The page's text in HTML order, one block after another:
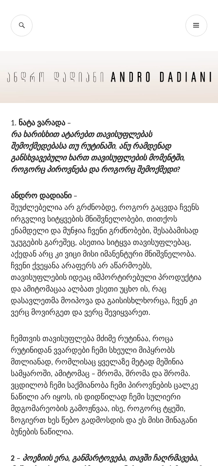
content
SEARCH
ნატა ვარადა –
რა ხარისხით ატარებთ თავისუფლებას
შემოქმედებასა თუ რუტინაში, ანუ რამდენად
განსხვავებული ხართ თავისუფლების მომენტში,
როგორც პიროვნება და როგორც შემოქმედი?
ანდრო დადიანი –
შეუძლებელია არ გრძნობდე, როგორ გაცვდა ჩვენს
ირგვლივ სიტყვების მნიშვნელობები, თითქოს
ენამდელი და მუნჯია ჩვენი გრძნობები, შესაბამისად
უკუგების გარეშეც, ასეთია სიტყვა თავისუფლებაც,
აქედან არც კი ვიცი მისი იმანენტური მნიშვნელობა.
ჩვენი ქვეყანა არაფერს არ აწარმოებს,
თავისუფლების იდეაც იმპორტირებული პროდუქტია
და ამიტომაცაა ალბათ ესეთი უცხო ის, რაც
დასავლეთმა მოიპოვა და გაისისხლხორცა, ჩვენ კი
ვერც მოვირგეთ და ვერც შევიყვარეთ.
ჩემთვის თავისუფლება მძიმე რუტინაა, როცა
რუტინიდან ვვარდები ჩემი სხეული მიპყრობს
მთლიანად, რომლისაც ყველაზე მეტად მეშინია
სამყაროში, ამიტომაც – შრომა, შრომა და შრომა.
ვცდილობ ჩემი საქმიანობა ჩემი პიროვნების ცალკე
ნაწილი არ იყოს, ის დიდწილად ჩემი სულიერი
მდგომარეობის გამოჟნვაა, ისე, როგორც ტყეში,
ზოგიერთ ხეს წებო გადმოსდის და ეს მისი შინაგანი
ბუნების ნაწილია.
2 – პოეზიის ერა, განმარტოვება, თავში ჩაღრმავება,